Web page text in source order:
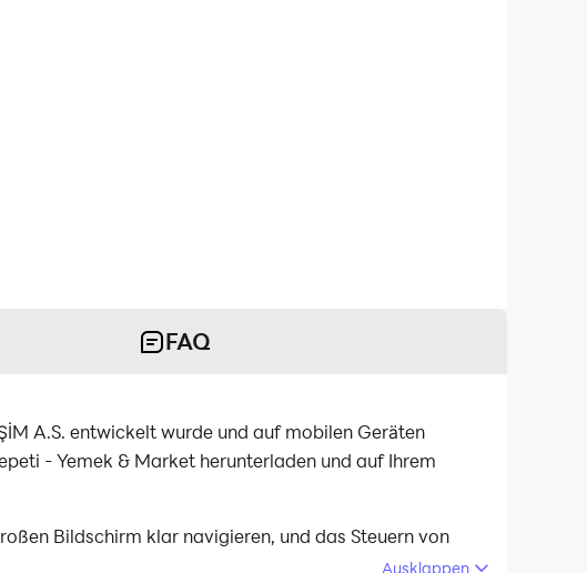
FAQ
A.S. entwickelt wurde und auf mobilen Geräten
- Yemek & Market herunterladen und auf Ihrem
Bildschirm klar navigieren, und das Steuern von
sich nie um die Leistung Ihres Geräts sorgen.
Ausklappen